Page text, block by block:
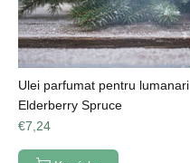
Ulei parfumat pentru lumanari
Elderberry Spruce
€7,24